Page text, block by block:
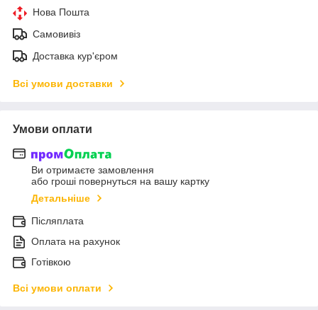
Нова Пошта
Самовивіз
Доставка кур'єром
Всі умови доставки
Умови оплати
Ви отримаєте замовлення
або гроші повернуться на вашу картку
Детальніше
Післяплата
Оплата на рахунок
Готівкою
Всі умови оплати